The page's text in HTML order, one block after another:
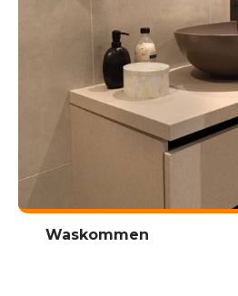
Waskommen